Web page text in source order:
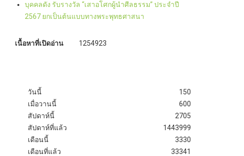
บุคคลดัง รับรางวัล “เสาอโศกผู้นำศีลธรรม” ประจำปี
2567 ยกเป็นต้นแบบทางพระพุทธศาสนา
เนื้อหาที่เปิดอ่าน 1254923
วันนี้
เมื่อวานนี้
สัปดาห์นี้
สัปดาห์ที่แล้ว
เดือนนี้
เดือนที่แล้ว
150
600
2705
1443999
3330
33341